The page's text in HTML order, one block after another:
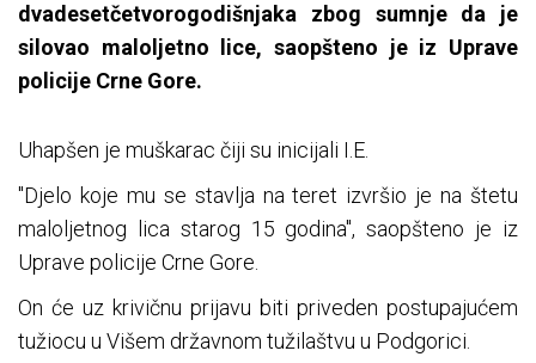
dvadesetčetvorogodišnjaka zbog sumnje da je
silovao maloljetno lice, saopšteno je iz Uprave
policije Crne Gore.
Uhapšen je muškarac čiji su inicijali I.E.
"Djelo koje mu se stavlja na teret izvršio je na štetu
maloljetnog lica starog 15 godina", saopšteno je iz
Uprave policije Crne Gore.
On će uz krivičnu prijavu biti priveden postupajućem
tužiocu u Višem državnom tužilaštvu u Podgorici.